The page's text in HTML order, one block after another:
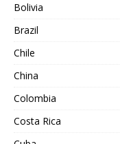
Bolivia
Brazil
Chile
China
Colombia
Costa Rica